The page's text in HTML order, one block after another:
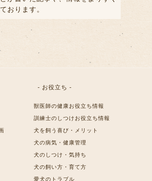
おります。
- お役立ち -
獣医師の健康お役立ち情報
訓練士のしつけお役立ち情報
犬を飼う喜び・メリット
犬の病気・健康管理
犬のしつけ・気持ち
犬の飼い方・育て方
愛犬のトラブル